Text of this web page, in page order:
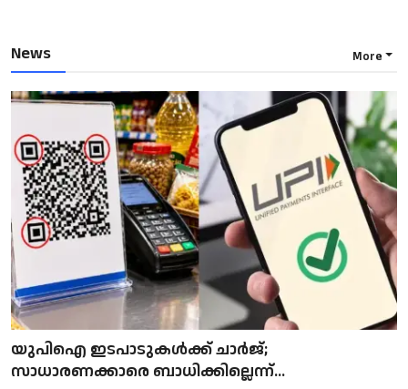
News More
യുപിഐ ഇടപാടുകൾക്ക് ചാർജ്;
സാധാരണക്കാരെ ബാധിക്കില്ലെന്ന്...